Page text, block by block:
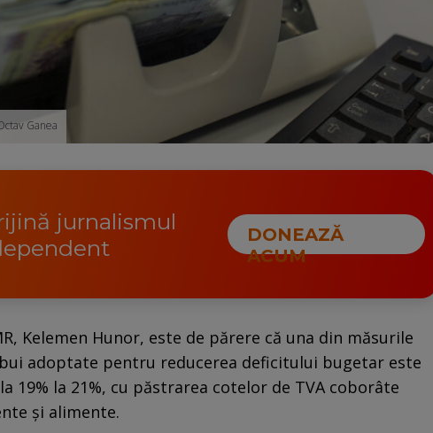
Ganea
jurnalismul
DONEAZĂ
ACUM
Kelemen Hunor, este de părere că una din măsurile
adoptate pentru reducerea deficitului bugetar este
19% la 21%, cu păstrarea cotelor de TVA coborâte
și alimente.